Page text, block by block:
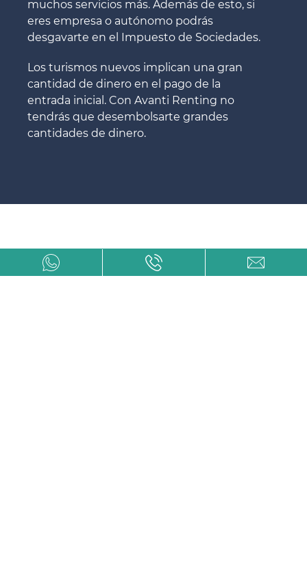
muchos servicios más. Además de esto, si
eres empresa o autónomo podrás
desgavarte en el Impuesto de Sociedades.
Los turismos nuevos implican una gran
cantidad de dinero en el pago de la
entrada inicial. Con Avanti Renting no
tendrás que desembolsarte grandes
cantidades de dinero.
Renting de Volvo en Castellón